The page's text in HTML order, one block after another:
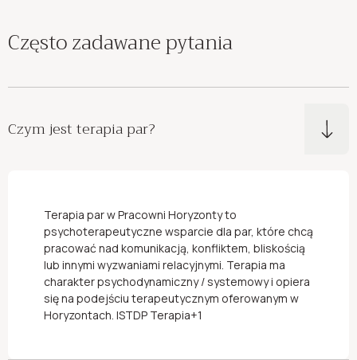
Często zadawane pytania
Czym jest terapia par?
Terapia par w Pracowni Horyzonty to
psychoterapeutyczne wsparcie dla par, które chcą
pracować nad komunikacją, konfliktem, bliskością
lub innymi wyzwaniami relacyjnymi. Terapia ma
charakter psychodynamiczny / systemowy i opiera
się na podejściu terapeutycznym oferowanym w
Horyzontach. ISTDP Terapia+1